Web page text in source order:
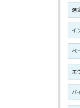
選
イ
ペ
エ
バ